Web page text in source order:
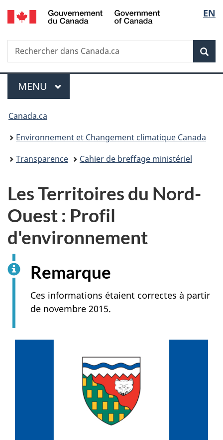
Passer
au
principal
Passer
à
Au
du
Passer
à
version
simplifiée
de
la
EN
Recherche
Rechercher
dans
Menu
MENU PRINCIPAL
Vous
êtes
ici :
Canada.ca
Environnement et Changement climatique Canada
Transparence
Cahier de breffage ministériel
Les Territoires du Nord-
Ouest : Profil
d'environnement
Remarque
Ces informations étaient correctes à partir
de novembre 2015.